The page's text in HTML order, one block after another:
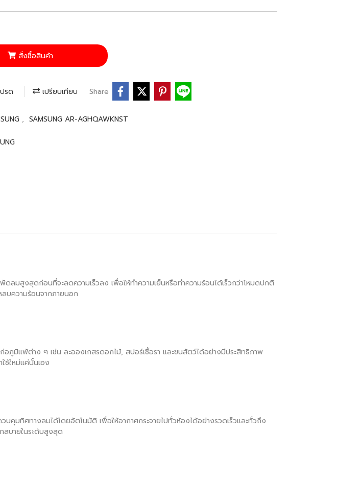
สั่งซื้อสินค้า
รด เปรียบเทียบ Share
, SAMSUNG AR-AGHQAWKNST
ลมสูงสุดก่อนที่จะลดความเร็วลง เพื่อให้ทำความเย็นหรือทำความร้อนได้เร็วกว่าโหมดปกติ
ลบความร้อนจากภายนอก
ภูมิแพ้ต่าง ๆ เช่น ละอองเกสรดอกไม้, สปอร์เชื้อรา และขนสัตว์ได้อย่างมีประสิทธิภาพ
ช้ใหม่แค่นั้นเอง
ทิศทางลมได้โดยอัตโนมัติ เพื่อให้อากาศกระจายไปทั่วห้องได้อย่างรวดเร็วและทั่วถึง
สบายในระดับสูงสุด